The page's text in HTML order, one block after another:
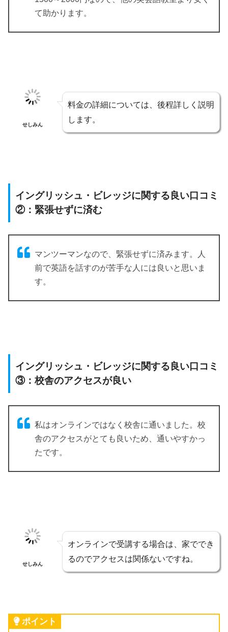
て助かります。
せしみん
料金の詳細については、後程詳しく説明
します。
イングリッシュ・ビレッジに関する良い口コミ
②：緊張せずに済む
マンツーマンなので、緊張せずに済みます。人
前で英語を話すのが苦手な人には良いと思いま
す。
イングリッシュ・ビレッジに関する良い口コミ
③：校舎のアクセスが良い
私はオンラインではなく校舎に通いました。校
舎のアクセスがとても良いため、通いやすかっ
たです。
せしみん
オンラインで受講する場合は、家ででき
るのでアクセスは関係ないですね。
ポイント